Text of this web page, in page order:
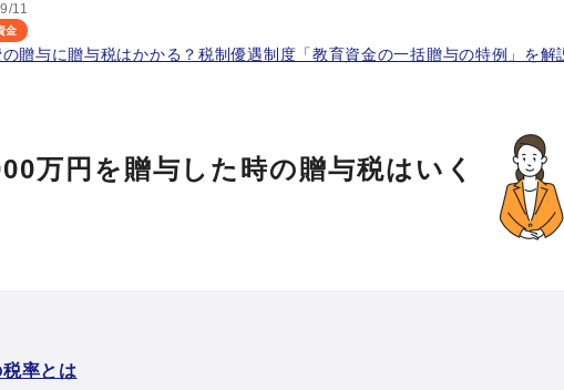
11
金
贈与に贈与税はかかる？税制優遇制度「教育資金の一括贈与の特例」を解
万円を贈与した時の贈与税はいく
率とは